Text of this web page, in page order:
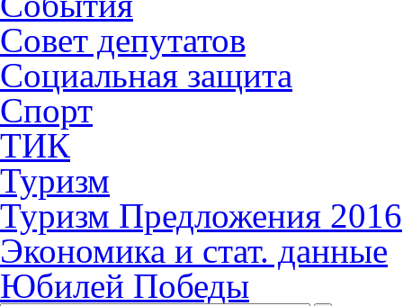
Совет депутатов
Социальная защита
Спорт
ТИК
Туризм
Туризм Предложения 2016
Экономика и стат. данные
Юбилей Победы